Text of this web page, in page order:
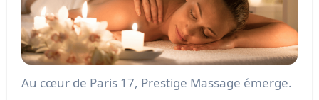
Au cœur de Paris 17, Prestige Massage émerge.